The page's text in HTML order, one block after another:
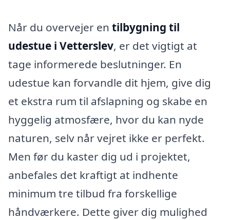
Når du overvejer en tilbygning til
udestue i Vetterslev, er det vigtigt at
tage informerede beslutninger. En
udestue kan forvandle dit hjem, give dig
et ekstra rum til afslapning og skabe en
hyggelig atmosfære, hvor du kan nyde
naturen, selv når vejret ikke er perfekt.
Men før du kaster dig ud i projektet,
anbefales det kraftigt at indhente
minimum tre tilbud fra forskellige
håndværkere. Dette giver dig mulighed